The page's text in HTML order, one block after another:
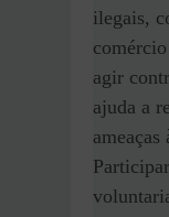
ilegais,
agir
ajuda a